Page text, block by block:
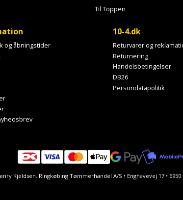
Til Toppen
og åbningstider
10-4.dk
Returvarer og
Returnering
Handelsbetingelser
DB26
Persondatapolitik
Kjeldsen. Ringkøbing Tømmerhandel A/S • Enghavevej 17 • 6950